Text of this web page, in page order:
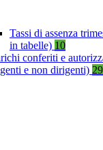
Tassi di assenza
in tabelle) 10
conferiti e
e non dirigenti)